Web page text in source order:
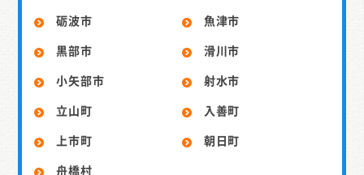
砺波市
魚津市
黒部市
滑川市
小矢部市
射水市
立山町
入善町
上市町
朝日町
舟橋村